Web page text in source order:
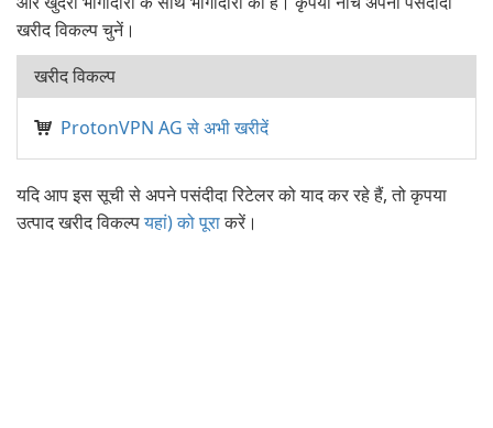
खरीद विकल्प चुनें।
खरीद विकल्प
ProtonVPN AG से अभी खरीदें
यदि आप इस सूची से अपने पसंदीदा रिटेलर को याद कर रहे हैं, तो कृपया
उत्पाद खरीद विकल्पयहां) को पूराकरें।